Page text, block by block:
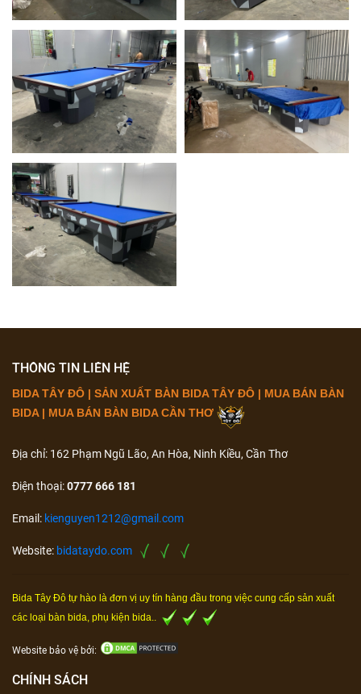
THÔNG TIN LIÊN HỆ
BIDA TÂY ĐÔ | SẢN XUẤT BÀN BIDA TÂY ĐÔ | MUA BÁN BÀN
BIDA | MUA BÁN BÀN BIDA CẦN THƠ
Địa chỉ: 162 Phạm Ngũ Lão, An Hòa, Ninh Kiều, Cần Thơ
Điện thoại:0777 666 181
Email: kienguyen1212@gmail.com
Website: bidataydo.com
Bida Tây Đô tự hào là đơn vị uy tín hàng đầu trong việc cung cấp sản xuất
các loại bàn bida, phụ kiện bida..
Website bảo vệ bởi:
CHÍNH SÁCH